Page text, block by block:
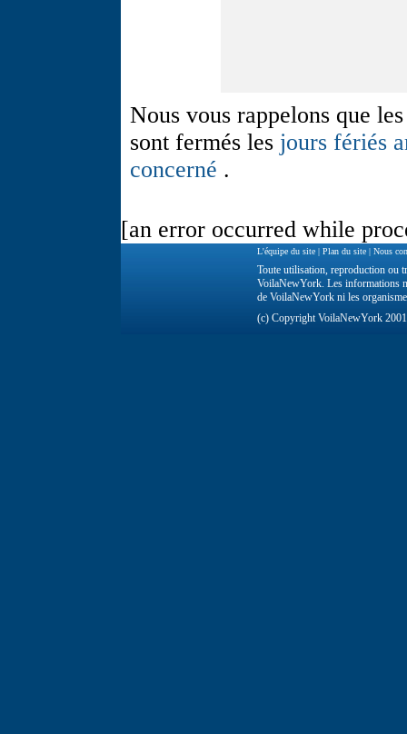
Nous vous rappelons que
sont fermés les jours fériés
concerné .
[an error occurred while
L'équipe du site | Plan du site | Nous
Toute utilisation, reproduction ou
VoilaNewYork. Les informations
de VoilaNewYork ni les
(c) Copyright VoilaNewYork